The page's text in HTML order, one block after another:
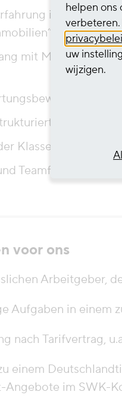
in der
mit MS-Office
und
Arbeitsweise
Klasse B
Teamfähigkeit
voor ons
Arbeitgeber,
Aufgaben in einem
nach Tarifvertrag,
einem
Angebote im SWK-
helpen ons
uw
wijzigen.